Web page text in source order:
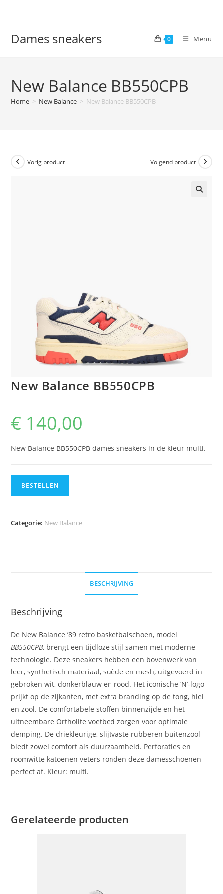
Dames sneakers 0 Menu
New Balance BB550CPB
Home > New Balance > New Balance BB550CPB
Vorig product Volgend product
New Balance BB550CPB
€ 140,00
New Balance BB550CPB dames sneakers in de kleur multi.
BESTELLEN
Categorie: New Balance
BESCHRIJVING
Beschrijving
De New Balance ’89 retro basketbalschoen, model
BB550CPB, brengt een tijdloze stijl samen met moderne
technologie. Deze sneakers hebben een bovenwerk van
leer, synthetisch materiaal, suède en mesh, uitgevoerd in
gebroken wit, donkerblauw en rood. Het iconische ‘N’-logo
prijkt op de zijkanten, met extra branding op de tong, hiel
en zool. De comfortabele stoffen binnenzijde en het
uitneembare Ortholite voetbed zorgen voor optimale
demping. De driekleurige, slijtvaste rubberen buitenzool
biedt zowel comfort als duurzaamheid. Perforaties en
roomwitte katoenen veters ronden deze damesschoenen
perfect af. Kleur: multi.
Gerelateerde producten